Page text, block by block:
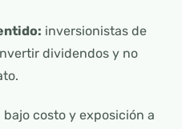
inversionistas de
dividendos y no
costo y exposición a